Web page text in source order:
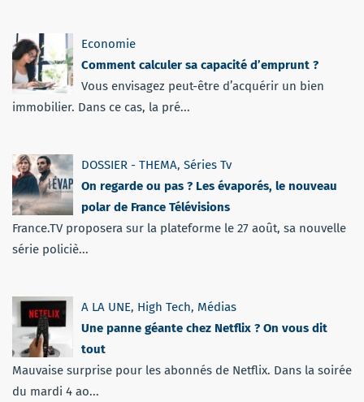
Economie
Comment calculer sa capacité d’emprunt ?
Vous envisagez peut-être d’acquérir un bien
immobilier. Dans ce cas, la pré...
DOSSIER - THEMA, Séries Tv
On regarde ou pas ? Les évaporés, le nouveau
polar de France Télévisions
France.TV proposera sur la plateforme le 27 août, sa nouvelle
série policiè...
A LA UNE, High Tech, Médias
Une panne géante chez Netflix ? On vous dit
tout
Mauvaise surprise pour les abonnés de Netflix. Dans la soirée
du mardi 4 ao...